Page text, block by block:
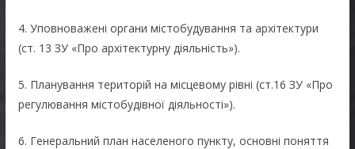
4. Уповноважені органи містобудування та архітектури
(ст. 13 ЗУ «Про архітектурну діяльність»).
5. Планування територій на місцевому рівні (ст.16 ЗУ «Про
регулювання містобудівної діяльності»).
6. Генеральний план населеного пункту, основні поняття